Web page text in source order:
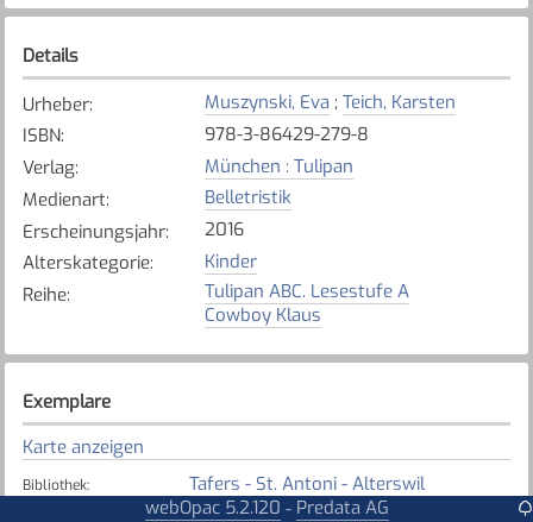
Details
Urheber: Muszynski, Eva ; Teich, Karsten
ISBN:
978-3-86429-279-8
Verlag:
München : Tulipan
Medienart:
Belletristik
Erscheinungsjahr:
2016
Alterskategorie:
Kinder
Reihe:
Tulipan ABC. Lesestufe A
Cowboy Klaus
Exemplare
Karte anzeigen
Bibliothek: Tafers - St. Antoni - Alterswil
Verfügbar
webOpac 5.2.120 - Predata AG